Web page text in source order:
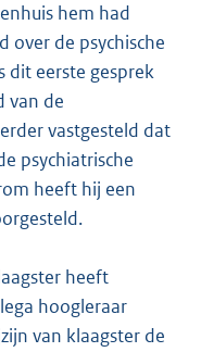
hem had
over de psychische
dit eerste gesprek
van de
vastgesteld dat
psychiatrische
heeft hij een
heeft
hoogleraar
van klaagster de